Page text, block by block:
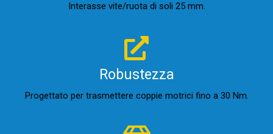
Interasse vite/ruota di soli 25 mm.
Robustezza
Progettato per trasmettere coppie motrici fino a 30 Nm.